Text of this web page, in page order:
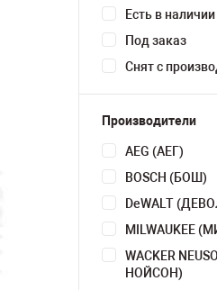
Есть в наличии
Под заказ
Снят с
Производители
AEG (АЕГ)
BOSCH (БОШ)
DeWALT
MILWAUKEE
WACKER
НОЙСОН)